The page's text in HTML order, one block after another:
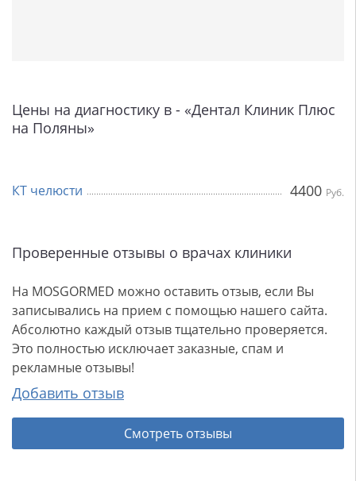
Цены на диагностику в - «Дентал Клиник Плюс
на Поляны»
КТ челюсти 4400 Руб.
Проверенные отзывы о врачах клиники
На MOSGORMED можно оставить отзыв, если Вы
записывались на прием с помощью нашего сайта.
Абсолютно каждый отзыв тщательно проверяется.
Это полностью исключает заказные, спам и
рекламные отзывы!
Добавить отзыв
Смотреть отзывы